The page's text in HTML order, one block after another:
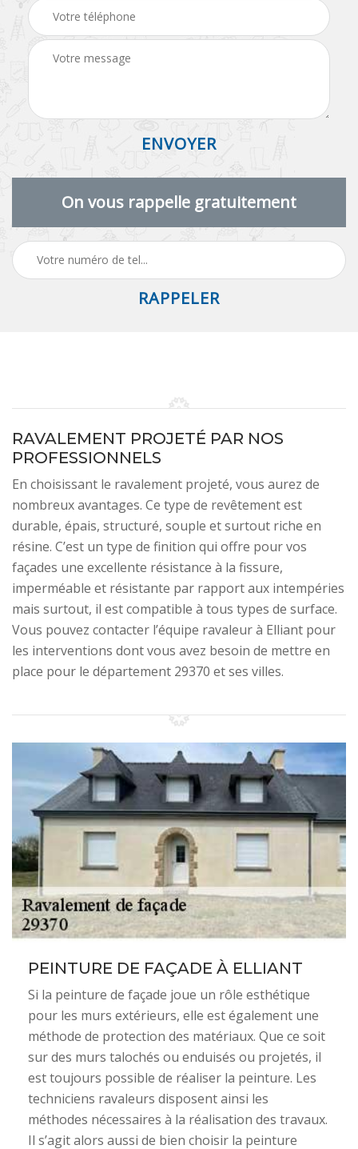
On vous rappelle gratuitement
RAVALEMENT PROJETÉ PAR NOS
PROFESSIONNELS
En choisissant le ravalement projeté, vous aurez de
nombreux avantages. Ce type de revêtement est
durable, épais, structuré, souple et surtout riche en
résine. C’est un type de finition qui offre pour vos
façades une excellente résistance à la fissure,
imperméable et résistante par rapport aux intempéries
mais surtout, il est compatible à tous types de surface.
Vous pouvez contacter l’équipe ravaleur à Elliant pour
les interventions dont vous avez besoin de mettre en
place pour le département 29370 et ses villes.
PEINTURE DE FAÇADE À ELLIANT
Si la peinture de façade joue un rôle esthétique
pour les murs extérieurs, elle est également une
méthode de protection des matériaux. Que ce soit
sur des murs talochés ou enduisés ou projetés, il
est toujours possible de réaliser la peinture. Les
techniciens ravaleurs disposent ainsi les
méthodes nécessaires à la réalisation des travaux.
Il s’agit alors aussi de bien choisir la peinture